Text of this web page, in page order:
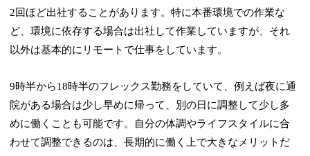
2回ほど出社することがあります。特に本番環境での作業な
ど、環境に依存する場合は出社して作業していますが、それ
以外は基本的にリモートで仕事をしています。
9時半から18時半のフレックス勤務をしていて、例えば夜に通
院がある場合は少し早めに帰って、別の日に調整して少し多
めに働くことも可能です。自分の体調やライフスタイルに合
わせて調整できるのは、長期的に働く上で大きなメリットだ